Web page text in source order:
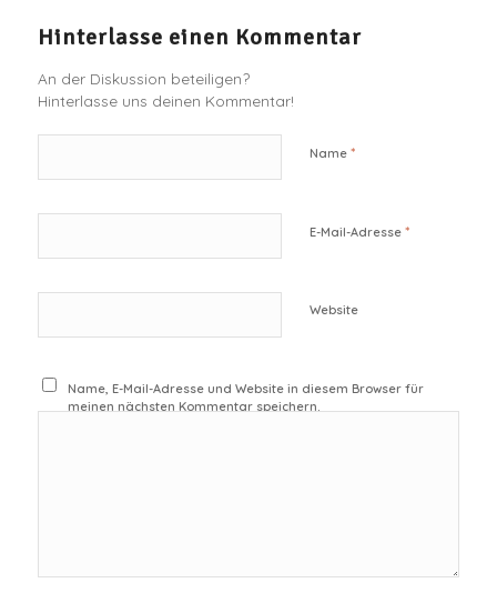
Hinterlasse einen Kommentar
An der Diskussion beteiligen?
Hinterlasse uns deinen Kommentar!
Name *
E-Mail-Adresse *
Website
Name, E-Mail-Adresse und Website in diesem Browser für
meinen nächsten Kommentar speichern.